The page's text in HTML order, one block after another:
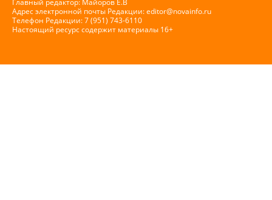
Главный редактор: Майоров Е.В
Адрес электронной почты Редакции:editor@novainfo.ru
Телефон Редакции: 7 (951) 743-6110
Настоящий ресурс содержит материалы 16+